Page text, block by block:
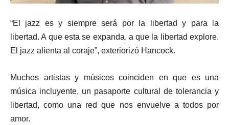
“El jazz es y siempre será por la libertad y para la
libertad. A que esta se expanda, a que la libertad explore.
El jazz alienta al coraje”, exteriorizó Hancock.
Muchos artistas y músicos coinciden en que es una
música incluyente, un pasaporte cultural de tolerancia y
libertad, como una red que nos envuelve a todos por
amor.